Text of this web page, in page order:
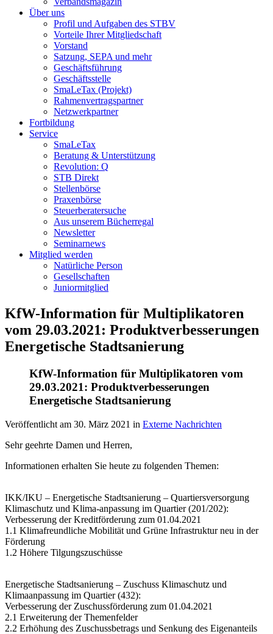
Über uns
Profil und Aufgaben des STBV
Vorteile Ihrer Mitgliedschaft
Vorstand
Satzung, SEPA und mehr
Geschäftsführung
Geschäftsstelle
SmaLeTax (Projekt)
Rahmenvertragspartner
Netzwerkpartner
Fortbildung
Service
SmaLeTax
Beratung & Unterstützung
Revolution: Q
STB Direkt
Stellenbörse
Praxenbörse
Steuerberatersuche
Aus unserem Bücherregal
Newsletter
Seminarnews
Mitglied werden
Natürliche Person
Gesellschaften
Juniormitglied
KfW-Information für Multiplikatoren
vom 29.03.2021: Produktverbesserungen
Energetische Stadtsanierung
KfW-Information für Multiplikatoren vom
29.03.2021: Produktverbesserungen
Energetische Stadtsanierung
Veröffentlicht am 30. März 2021 in Externe Nachrichten
Sehr geehrte Damen und Herren,
Informationen erhalten Sie heute zu folgenden Themen:
IKK/IKU – Energetische Stadtsanierung – Quartiersversorgung
Klimaschutz und Klima-anpassung im Quartier (201/202):
Verbesserung der Kreditförderung zum 01.04.2021
1.1 Klimafreundliche Mobilität und Grüne Infrastruktur neu in der
Förderung
1.2 Höhere Tilgungszuschüsse
Energetische Stadtsanierung – Zuschuss Klimaschutz und
Klimaanpassung im Quartier (432):
Verbesserung der Zuschussförderung zum 01.04.2021
2.1 Erweiterung der Themenfelder
2.2 Erhöhung des Zuschussbetrags und Senkung des Eigenanteils